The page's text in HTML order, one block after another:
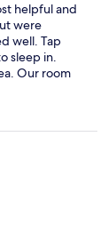
helpful and
were
well. Tap
sleep in.
Our room
fresh,
channel
town. Or
hotel, The
much.
that
Friday
one free